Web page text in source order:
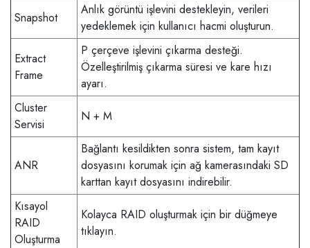
Snapshot
Anlık görüntü işlevini destekleyin, verileri
yedeklemek için kullanıcı hacmi oluşturun.
Extract
Frame
P çerçeve işlevini çıkarma desteği.
Özelleştirilmiş çıkarma süresi ve kare hızı
ayarı.
Cluster
Servisi
N + M
ANR
Bağlantı kesildikten sonra sistem, tam kayıt
dosyasını korumak için ağ kamerasındaki SD
karttan kayıt dosyasını indirebilir.
Kısayol
RAID
Oluşturma
Kolayca RAID oluşturmak için bir düğmeye
tıklayın.